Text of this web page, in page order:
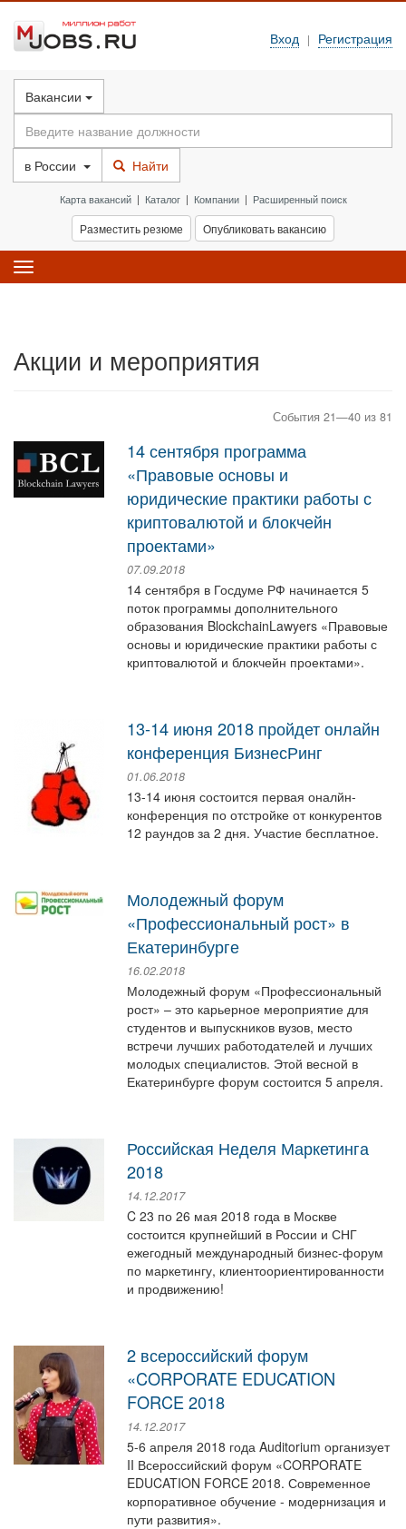
Вход | Регистрация
Вакансии
в России Найти
Карта вакансий| Каталог| Компании| Расширенный поиск
Разместить резюме Опубликовать вакансию
Toggle
navigation
Акции и мероприятия
События 21—40 из 81
14 сентября программа
«Правовые основы и
юридические практики работы с
криптовалютой и блокчейн
проектами»
07.09.2018
14 сентября в Госдуме РФ начинается 5
поток программы дополнительного
образования BlockchainLawyers «Правовые
основы и юридические практики работы с
криптовалютой и блокчейн проектами».
13-14 июня 2018 пройдет онлайн
конференция БизнесРинг
01.06.2018
13-14 июня состоится первая оналйн-
конференция по отстройке от конкурентов
12 раундов за 2 дня. Участие бесплатное.
Молодежный форум
«Профессиональный рост» в
Екатеринбурге
16.02.2018
Молодежный форум «Профессиональный
рост» – это карьерное мероприятие для
студентов и выпускников вузов, место
встречи лучших работодателей и лучших
молодых специалистов. Этой весной в
Екатеринбурге форум состоится 5 апреля.
Российская Неделя Маркетинга
2018
14.12.2017
C 23 по 26 мая 2018 года в Москве
состоится крупнейший в России и СНГ
ежегодный международный бизнес-форум
по маркетингу, клиентоориентированности
и продвижению!
2 всероссийский форум
«CORPORATE EDUCATION
FORCE 2018
14.12.2017
5-6 апреля 2018 года Auditorium организует
II Всероссийский форум «CORPORATE
EDUCATION FORCE 2018. Современное
корпоративное обучение - модернизация и
пути развития».